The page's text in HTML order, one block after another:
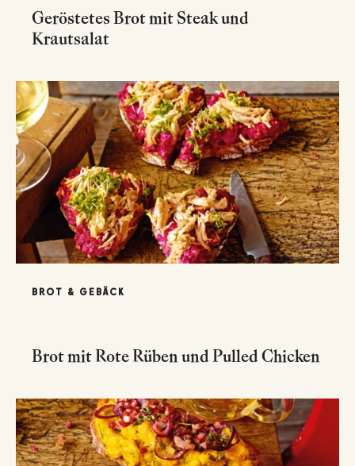
Geröstetes Brot mit Steak und
Krautsalat
BROT & GEBÄCK
Brot mit Rote Rüben und Pulled Chicken